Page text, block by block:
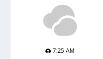
7:25 AM